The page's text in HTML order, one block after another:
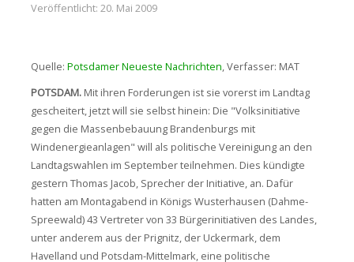
Veröffentlicht: 20. Mai 2009
Quelle: Potsdamer Neueste Nachrichten, Verfasser: MAT
POTSDAM.Mit ihren Forderungen ist sie vorerst im Landtag
gescheitert, jetzt will sie selbst hinein: Die "Volksinitiative
gegen die Massenbebauung Brandenburgs mit
Windenergieanlagen" will als politische Vereinigung an den
Landtagswahlen im September teilnehmen. Dies kündigte
gestern Thomas Jacob, Sprecher der Initiative, an. Dafür
hatten am Montagabend in Königs Wusterhausen (Dahme-
Spreewald) 43 Vertreter von 33 Bürgerinitiativen des Landes,
unter anderem aus der Prignitz, der Uckermark, dem
Havelland und Potsdam-Mittelmark, eine politische